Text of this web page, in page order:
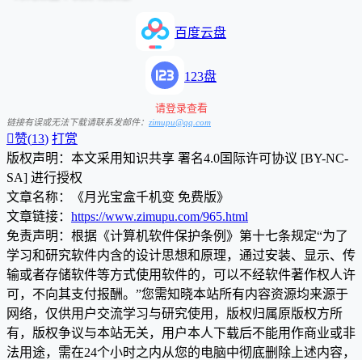
百度云盘
123盘
请登录查看
链接有误或无法下载请联系发邮件： zimupu@qq.com
赞(13) 打赏
版权声明：本文采用知识共享 署名4.0国际许可协议 [BY-NC-
SA] 进行授权
文章名称：《月光宝盒千机变 免费版》
文章链接： https://www.zimupu.com/965.html
免责声明：根据《计算机软件保护条例》第十七条规定“为了
学习和研究软件内含的设计思想和原理，通过安装、显示、传
输或者存储软件等方式使用软件的，可以不经软件著作权人许
可，不向其支付报酬。”您需知晓本站所有内容资源均来源于
网络，仅供用户交流学习与研究使用，版权归属原版权方所
有，版权争议与本站无关，用户本人下载后不能用作商业或非
法用途，需在24个小时之内从您的电脑中彻底删除上述内容，